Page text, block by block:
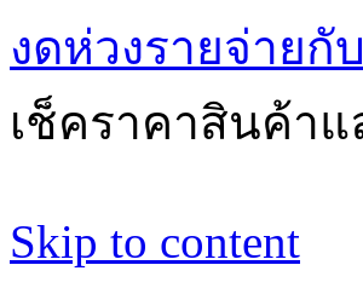
งดห่วงรายจ่าย
เช็คราคาสินค้า
Skip to content